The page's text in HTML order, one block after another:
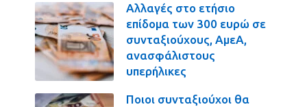
Αλλαγές στο ετήσιο
επίδομα των 300 ευρώ σε
συνταξιούχους, ΑμεΑ,
ανασφάλιστους
υπερήλικες
Ποιοι συνταξιούχοι θα